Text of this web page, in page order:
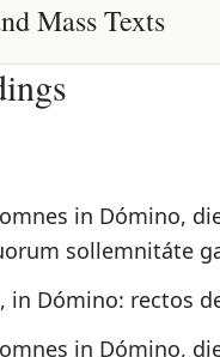
Mass Texts
in Dómino,
sollemnitáte
in Dómino: rectos
in Dómino,